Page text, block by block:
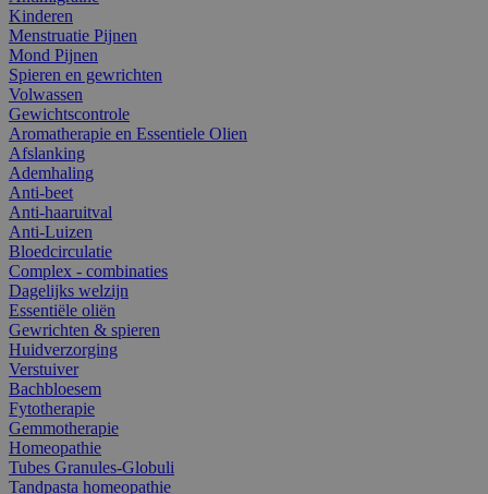
Kinderen
Menstruatie Pijnen
Mond Pijnen
Spieren en gewrichten
Volwassen
Gewichtscontrole
Aromatherapie en Essentiele Olien
Afslanking
Ademhaling
Anti-beet
Anti-haaruitval
Anti-Luizen
Bloedcirculatie
Complex - combinaties
Dagelijks welzijn
Essentiële oliën
Gewrichten & spieren
Huidverzorging
Verstuiver
Bachbloesem
Fytotherapie
Gemmotherapie
Homeopathie
Tubes Granules-Globuli
Tandpasta homeopathie